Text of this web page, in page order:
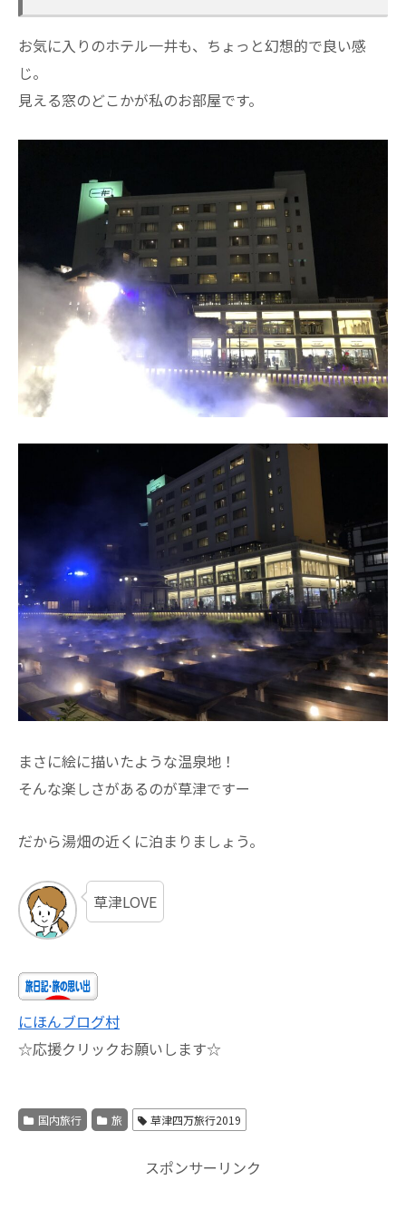
お気に入りのホテル一井も、ちょっと幻想的で良い感
じ。
見える窓のどこかが私のお部屋です。
まさに絵に描いたような温泉地！
そんな楽しさがあるのが草津ですー
だから湯畑の近くに泊まりましょう。
草津LOVE
にほんブログ村
☆応援クリックお願いします☆
国内旅行 旅 草津四万旅行2019
スポンサーリンク